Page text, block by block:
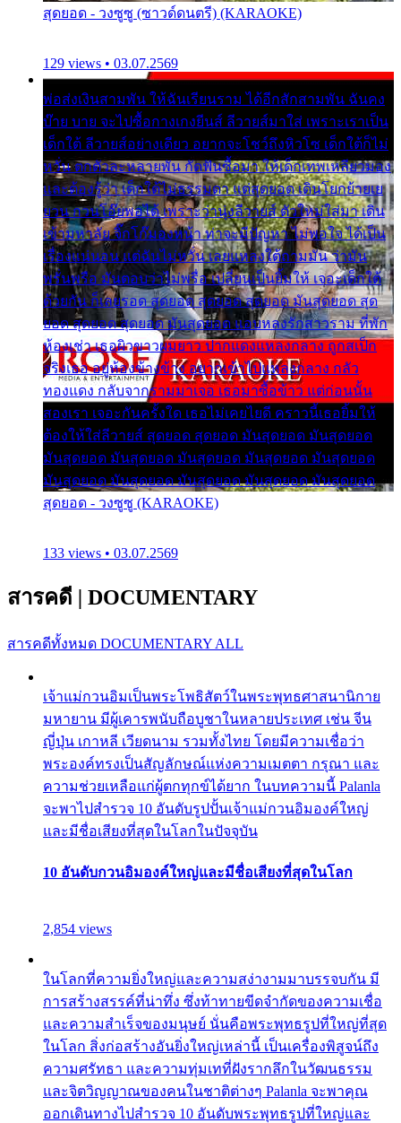
สุดยอด - วงซูซู (ซาวด์ดนตรี) (KARAOKE)
129 views • 03.07.2569
พ่อส่งเงินสามพัน ให้ฉันเรียนราม ได้อีกสักสามพัน ฉันคง
บ๊าย บาย จะไปซื้อกางเกงยีนส์ ลีวายส์มาใส่ เพราะเราเป็น
เด็กใต้ ลีวายส์อย่างเดียว อยากจะโชว์ถึงหิวโซ เด็กใต้ก็ไม่
หวั่น ตกตัวละหลายพัน กัดฟันซื้อมา ให้เด็กเทพเหลียวมอง
และต้องรู้ว่า เด็กใต้ไม่ธรรมดา แต่สุดยอด เดินโยกย้ายเย
ยวน กวนโอ๊ยพอได้ เพราะว่านุ่งลีวายส์ ตัวใหม่ใส่มา เดิน
เข้ามหาลัย จิ๊กโก๊มองหน้า ท่าจะมีปัญหา ไม่พอใจ ได้เป็น
เรื่องแน่นอน แต่ฉันไม่หวั่น เลยแหลงใต้ถามมัน ว่ามัน
พรั่นพรือ มันตอบว่าไม่พรื่อ เปลี่ยนเป็นยิ้มให้ เจอะเด็กใต้
ด้วยกัน ก็เลยรอด สุดยอด สุดยอด สุดยอด มันสุดยอด สุด
ยอด สุดยอด สุดยอด มันสุดยอด แอบหลงรักสาวราม ที่พัก
ห้องเช่า เธอผิวขาวผมยาว ปากแดงแหลงกลาง ถูกสเป็ก
จริงเธอ อยู่ห้องข้างข้าง อยากเข้าไปแหลงกลาง กลัว
ทองแดง กลับจากรามมาเจอ เธอมาซื้อข้าว แต่ก่อนนั้น
สองเรา เจอะกันครั้งใด เธอไม่เคยไยดี คราวนี้เธอยิ้มให้
ต้องให้ใส่ลีวายส์ สุดยอด สุดยอด มันสุดยอด มันสุดยอด
มันสุดยอด มันสุดยอด มันสุดยอด มันสุดยอด มันสุดยอด
มันสุดยอด มันสุดยอด มันสุดยอด มันสุดยอด มันสุดยอด
สุดยอด - วงซูซู (KARAOKE)
133 views • 03.07.2569
สารคดี | DOCUMENTARY
สารคดีทั้งหมด DOCUMENTARY ALL
เจ้าแม่กวนอิมเป็นพระโพธิสัตว์ในพระพุทธศาสนานิกาย
มหายาน มีผู้เคารพนับถือบูชาในหลายประเทศ เช่น จีน
ญี่ปุ่น เกาหลี เวียดนาม รวมทั้งไทย โดยมีความเชื่อว่า
พระองค์ทรงเป็นสัญลักษณ์แห่งความเมตตา กรุณา และ
ความช่วยเหลือแก่ผู้ตกทุกข์ได้ยาก ในบทความนี้ Palanla
จะพาไปสำรวจ 10 อันดับรูปปั้นเจ้าแม่กวนอิมองค์ใหญ่
และมีชื่อเสียงที่สุดในโลกในปัจจุบัน
10 อันดับกวนอิมองค์ใหญ่และมีชื่อเสียงที่สุดในโลก
2,854 views
ในโลกที่ความยิ่งใหญ่และความสง่างามมาบรรจบกัน มี
การสร้างสรรค์ที่น่าทึ่ง ซึ่งท้าทายขีดจำกัดของความเชื่อ
และความสำเร็จของมนุษย์ นั่นคือพระพุทธรูปที่ใหญ่ที่สุด
ในโลก สิ่งก่อสร้างอันยิ่งใหญ่เหล่านี้ เป็นเครื่องพิสูจน์ถึง
ความศรัทธา และความทุ่มเทที่ฝังรากลึกในวัฒนธรรม
และจิตวิญญาณของคนในชาติต่างๆ Palanla จะพาคุณ
ออกเดินทางไปสำรวจ 10 อันดับพระพุทธรูปที่ใหญ่และ